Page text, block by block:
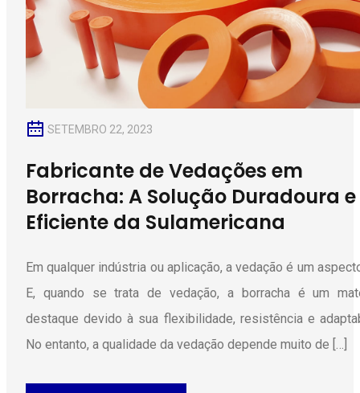
SETEMBRO 22, 2023
Fabricante de Vedações em
Borracha: A Solução Duradoura e
Eficiente da Sulamericana
Em qualquer indústria ou aplicação, a vedação é um
E, quando se trata de vedação, a borracha é um
destaque devido à sua flexibilidade, resistência e
No entanto, a qualidade da vedação depende muito de […]